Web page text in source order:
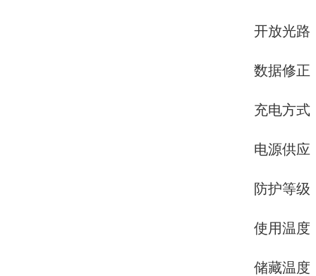
开放光路
数据修正
充电方式
电源供应
防护等级
使用温度
储藏温度